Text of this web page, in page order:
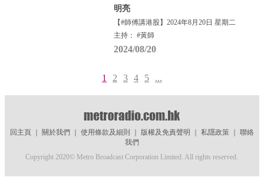
明亮
【#師傅講港股】2024年8月20日 星期二
主持： #黃師
2024/08/20
1 2 3 4 5 ...
回主頁｜ 關於我們 使用條款及細則 版權及免責聲明 私隱政策｜ 聯絡
我們
Copyright 2020© Metro Broadcast Corporation Limited. All rights reserved.